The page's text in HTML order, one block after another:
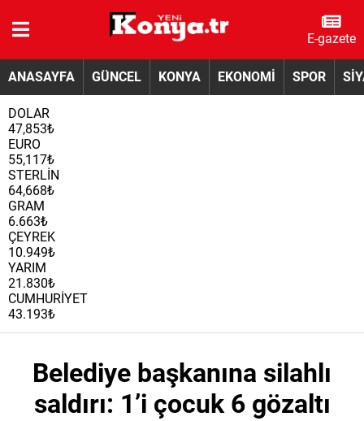
E-gazete
ANASAYFA GÜNCEL KONYA EKONOMİ SPOR
DOLAR
47,853₺
EURO
55,117₺
STERLİN
64,668₺
GRAM
6.663₺
ÇEYREK
10.949₺
YARIM
21.830₺
CUMHURİYET
43.193₺
Belediye başkanına silahlı
saldırı: 1’i çocuk 6 gözaltı